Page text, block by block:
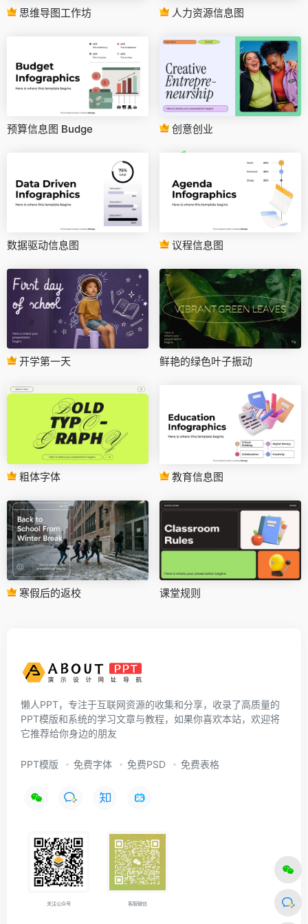
思维导图工作坊 人力资源信息图
预算信息图 Budge 创意创业
数据驱动信息图 议程信息图
开学第一天 鲜艳的绿色叶子振动
粗体字体 教育信息图
寒假后的返校 课堂规则
懒人PPT，专注于互联网资源的收集和分享，收录了高质量的
PPT模版和系统的学习文章与教程，如果你喜欢本站，欢迎将
它推荐给你身边的朋友
PPT模版 免费字体 免费PSD 免费表格
关注公众号 客服微信